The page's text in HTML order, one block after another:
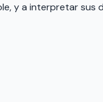
y a interpretar sus